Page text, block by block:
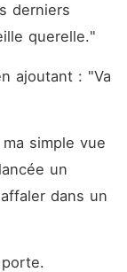
derniers
querelle."
ajoutant : "Va
simple vue
un
dans un